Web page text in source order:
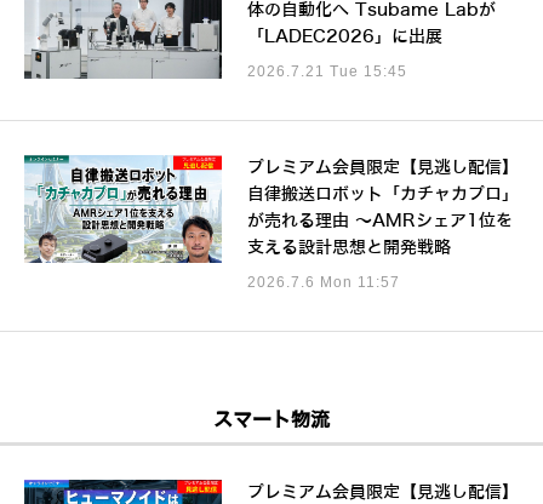
体の自動化へ Tsubame Labが
「LADEC2026」に出展
2026.7.21 Tue 15:45
プレミアム会員限定【見逃し配信】
自律搬送ロボット「カチャカプロ」
が売れる理由 ～AMRシェア1位を
支える設計思想と開発戦略
2026.7.6 Mon 11:57
スマート物流
プレミアム会員限定【見逃し配信】